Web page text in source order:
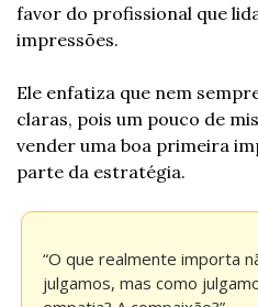
favor do profissional que
impressões.
Ele enfatiza que nem
claras, pois um pouco de
vender uma boa primeira
parte da estratégia.
“O que realmente importa
julgamos, mas como